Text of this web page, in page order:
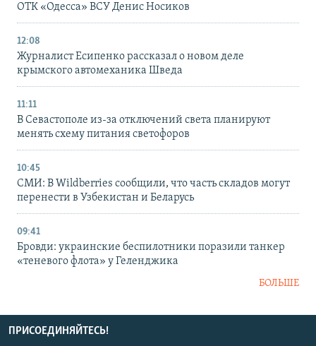
ОТК «Одесса» ВСУ Денис Носиков
12:08
Журналист Есипенко рассказал о новом деле
крымского автомеханика Шведа
11:11
В Севастополе из-за отключений света планируют
менять схему питания светофоров
10:45
СМИ: В Wildberries сообщили, что часть складов могут
перенести в Узбекистан и Беларусь
09:41
Бровди: украинские беспилотники поразили танкер
«теневого флота» у Геленджика
БОЛЬШЕ
ПРИСОЕДИНЯЙТЕСЬ!